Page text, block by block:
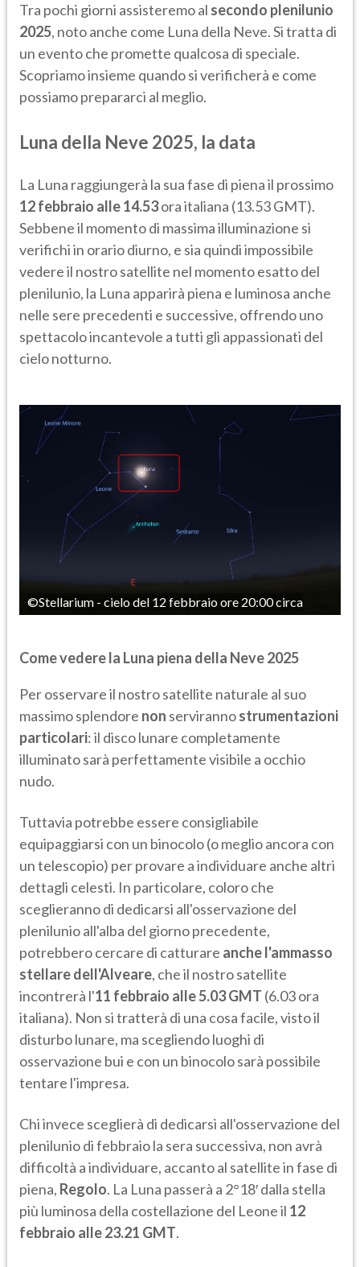
Tra pochi giorni assisteremo al secondo plenilunio
2025, noto anche come Luna della Neve. Si tratta di
un evento che promette qualcosa di speciale.
Scopriamo insieme quando si verificherà e come
possiamo prepararci al meglio.
Luna della Neve 2025, la data
La Luna raggiungerà la sua fase di piena il prossimo
12 febbraio alle 14.53ora italiana (13.53 GMT).
Sebbene il momento di massima illuminazione si
verifichi in orario diurno, e sia quindi impossibile
vedere il nostro satellite nel momento esatto del
plenilunio, la Luna apparirà piena e luminosa anche
nelle sere precedenti e successive, offrendo uno
spettacolo incantevole a tutti gli appassionati del
cielo notturno.
©Stellarium - cielo del 12 febbraio ore 20:00 circa
Come vedere la Luna piena della Neve 2025
Per osservare il nostro satellite naturale al suo
massimo splendore non servirannostrumentazioni
particolari: il disco lunare completamente
illuminato sarà perfettamente visibile a occhio
nudo.
Tuttavia potrebbe essere consigliabile
equipaggiarsi con un binocolo (o meglio ancora con
un telescopio) per provare a individuare anche altri
dettagli celesti. In particolare, coloro che
sceglieranno di dedicarsi all'osservazione del
plenilunio all'alba del giorno precedente,
potrebbero cercare di catturare anche l'ammasso
stellare dell'Alveare, che il nostro satellite
incontrerà l'11 febbraio alle 5.03 GMT (6.03 ora
italiana). Non si tratterà di una cosa facile, visto il
disturbo lunare, ma scegliendo luoghi di
osservazione bui e con un binocolo sarà possibile
tentare l'impresa.
Chi invece sceglierà di dedicarsi all'osservazione del
plenilunio di febbraio la sera successiva, non avrà
difficoltà a individuare, accanto al satellite in fase di
piena, Regolo. La Luna passerà a 2°18′ dalla stella
più luminosa della costellazione del Leone il 12
febbraio alle 23.21 GMT.